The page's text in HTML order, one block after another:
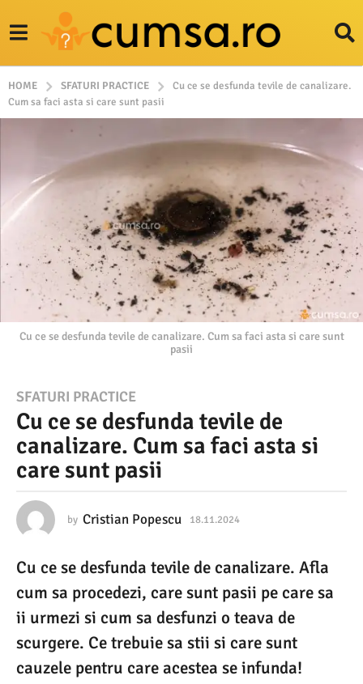
HOME SFATURI PRACTICE
Cu ce se desfunda tevile de canalizare.
Cum sa faci asta si care sunt pasii
Cu ce se desfunda tevile de canalizare. Cum sa faci asta si care sunt
pasii
1
8
.
1
.
0
2
4
1
8
SFATURI PRACTICE
Cu ce se desfunda tevile de
canalizare. Cum sa faci asta si
care sunt pasii
by Cristian Popescu 18.11.2024
1
.
2
0
2
Cu ce se desfunda tevile de canalizare. Afla
cum sa procedezi, care sunt pasii pe care sa
ii urmezi si cum sa desfunzi o teava de
scurgere. Ce trebuie sa stii si care sunt
cauzele pentru care acestea se infunda!